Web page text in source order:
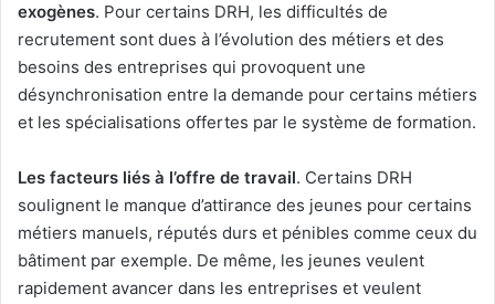
exogènes. Pour certains DRH, les difficultés de
recrutement sont dues à l’évolution des métiers et des
besoins des entreprises qui provoquent une
désynchronisation entre la demande pour certains métiers
et les spécialisations offertes par le système de formation.
Les facteurs liés à l’offre de travail. Certains DRH
soulignent le manque d’attirance des jeunes pour certains
métiers manuels, réputés durs et pénibles comme ceux du
bâtiment par exemple. De même, les jeunes veulent
rapidement avancer dans les entreprises et veulent